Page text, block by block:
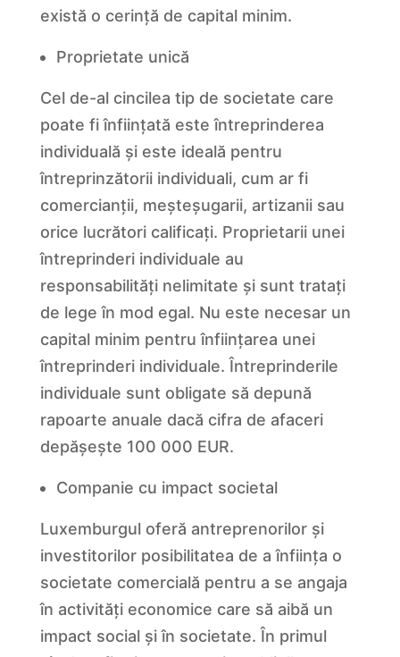
există o cerință de capital minim.
Proprietate unică
Cel de-al cincilea tip de societate care
poate fi înființată este întreprinderea
individuală și este ideală pentru
întreprinzătorii individuali, cum ar fi
comercianții, meșteșugarii, artizanii sau
orice lucrători calificați. Proprietarii unei
întreprinderi individuale au
responsabilități nelimitate și sunt tratați
de lege în mod egal. Nu este necesar un
capital minim pentru înființarea unei
întreprinderi individuale. Întreprinderile
individuale sunt obligate să depună
rapoarte anuale dacă cifra de afaceri
depășește 100 000 EUR.
Companie cu impact societal
Luxemburgul oferă antreprenorilor și
investitorilor posibilitatea de a înființa o
societate comercială pentru a se angaja
în activități economice care să aibă un
impact social și în societate. În primul